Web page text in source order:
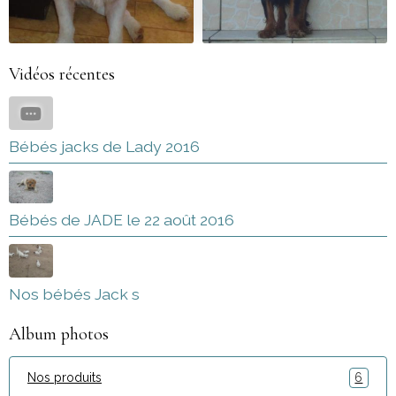
Vidéos récentes
Bébés jacks de Lady 2016
Bébés de JADE le 22 août 2016
Nos bébés Jack s
Album photos
Nos produits 6